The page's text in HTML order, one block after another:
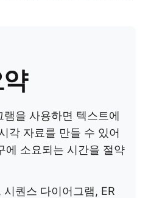
을 사용하면 텍스트에
각 자료를 만들 수 있어
에 소요되는 시간을 절약
퀀스 다이어그램, ER